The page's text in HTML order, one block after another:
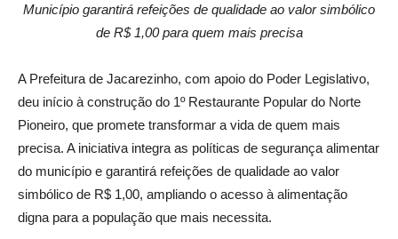
Município garantirá refeições de qualidade ao valor simbólico
de R$ 1,00 para quem mais precisa
A Prefeitura de Jacarezinho, com apoio do Poder Legislativo,
deu início à construção do 1º Restaurante Popular do Norte
Pioneiro, que promete transformar a vida de quem mais
precisa. A iniciativa integra as políticas de segurança alimentar
do município e garantirá refeições de qualidade ao valor
simbólico de R$ 1,00, ampliando o acesso à alimentação
digna para a população que mais necessita.